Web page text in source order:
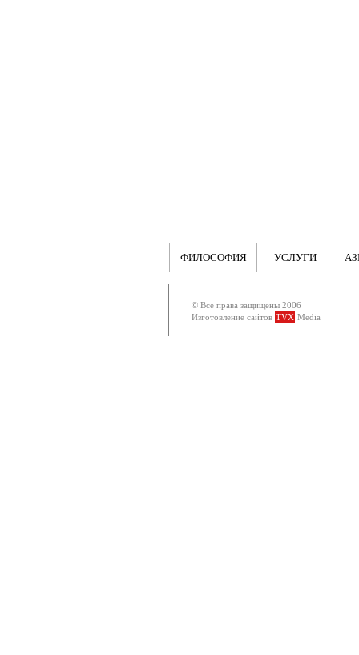
ФИЛОСОФИЯ УСЛУГИ
© Все права защищены 2006
Изготовление сайтов TVX Media